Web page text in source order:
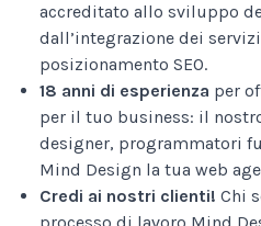
accreditato allo sviluppo
dall’integrazione dei
posizionamento SEO.
18 anni di esperienza per
per il tuo business: il
designer, programmatori
Mind Design la tua web
Credi ai nostri clienti! Chi